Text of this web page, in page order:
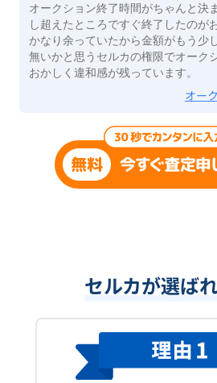
オークション終了時間がちゃんと決
し超えたところですぐ終了したのが
かなり余っていたから金額がもう少
無いかと思うセルカの権限でオーク
おかしく違和感が残っています。
オー
セルカが選ば